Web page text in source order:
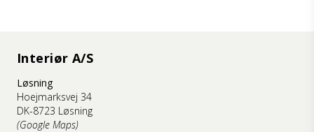
Interiør A/S
Løsning
Hoejmarksvej 34
DK-8723 Løsning
(Google Maps)